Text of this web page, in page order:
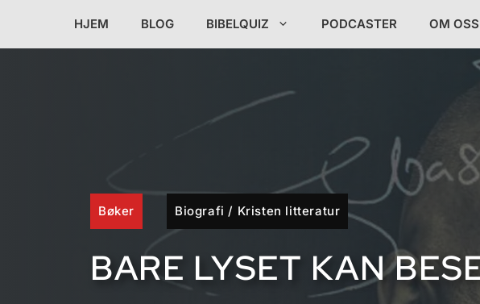
HJEM BLOG BIBELQUIZ PODCASTER OM OSS
Bøker Biografi / Kristen litteratur
BARE LYSET KAN